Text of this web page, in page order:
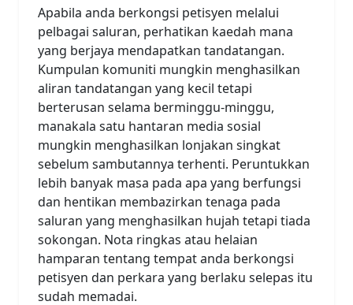
Apabila anda berkongsi petisyen melalui
pelbagai saluran, perhatikan kaedah mana
yang berjaya mendapatkan tandatangan.
Kumpulan komuniti mungkin menghasilkan
aliran tandatangan yang kecil tetapi
berterusan selama berminggu-minggu,
manakala satu hantaran media sosial
mungkin menghasilkan lonjakan singkat
sebelum sambutannya terhenti. Peruntukkan
lebih banyak masa pada apa yang berfungsi
dan hentikan membazirkan tenaga pada
saluran yang menghasilkan hujah tetapi tiada
sokongan. Nota ringkas atau helaian
hamparan tentang tempat anda berkongsi
petisyen dan perkara yang berlaku selepas itu
sudah memadai.